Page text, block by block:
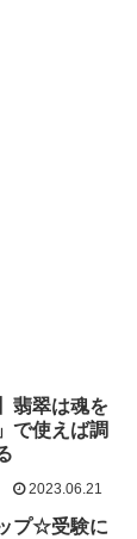
翡翠は魂を
で使えば調
2023.06.21
プ☆受験に